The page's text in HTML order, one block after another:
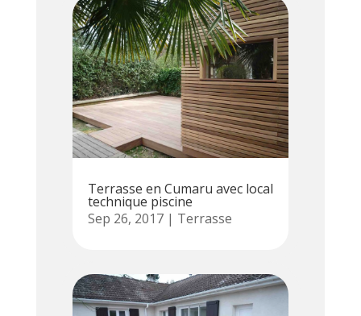
Terrasse en Cumaru avec local
technique piscine
Sep 26, 2017| Terrasse